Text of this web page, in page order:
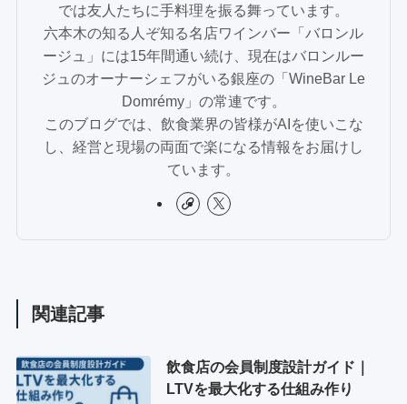
では友人たちに手料理を振る舞っています。
六本木の知る人ぞ知る名店ワインバー「バロンル
ージュ」には15年間通い続け、現在はバロンルー
ジュのオーナーシェフがいる銀座の「WineBar Le
Domrémy」の常連です。
このブログでは、飲食業界の皆様がAIを使いこな
し、経営と現場の両面で楽になる情報をお届けし
ています。
関連記事
飲食店の会員制度設計ガイド｜
LTVを最大化する仕組み作り